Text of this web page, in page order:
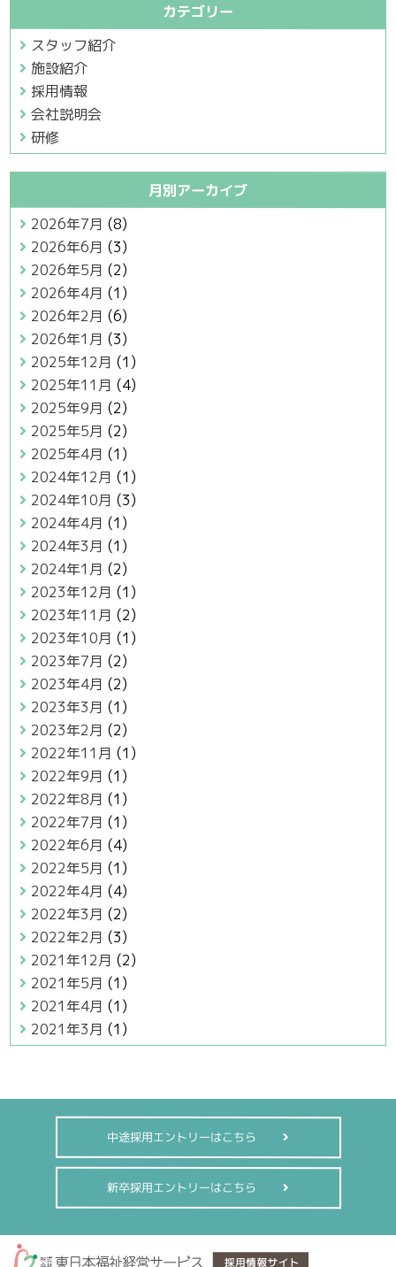
カテゴリー
スタッフ紹介
施設紹介
採用情報
会社説明会
研修
月別アーカイブ
2026年7月 (8)
2026年6月 (3)
2026年5月 (2)
2026年4月 (1)
2026年2月 (6)
2026年1月 (3)
2025年12月 (1)
2025年11月 (4)
2025年9月 (2)
2025年5月 (2)
2025年4月 (1)
2024年12月 (1)
2024年10月 (3)
2024年4月 (1)
2024年3月 (1)
2024年1月 (2)
2023年12月 (1)
2023年11月 (2)
2023年10月 (1)
2023年7月 (2)
2023年4月 (2)
2023年3月 (1)
2023年2月 (2)
2022年11月 (1)
2022年9月 (1)
2022年8月 (1)
2022年7月 (1)
2022年6月 (4)
2022年5月 (1)
2022年4月 (4)
2022年3月 (2)
2022年2月 (3)
2021年12月 (2)
2021年5月 (1)
2021年4月 (1)
2021年3月 (1)
中途採用エントリーはこちら
新卒採用エントリーはこちら